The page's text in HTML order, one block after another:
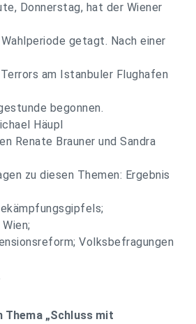
Donnerstag, hat der Wiener
getagt. Nach einer
am Istanbuler Flughafen
begonnen.
Häupl
Renate Brauner und Sandra
zu diesen Themen: Ergebnis
Volksbefragungen
Thema „Schluss mit